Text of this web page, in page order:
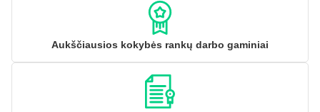
Aukščiausios kokybės rankų darbo gaminiai